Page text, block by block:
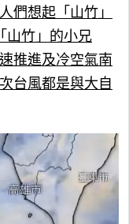
們想起「山竹」
山竹」的小兄
推進及冷空氣南
台風都是與大自